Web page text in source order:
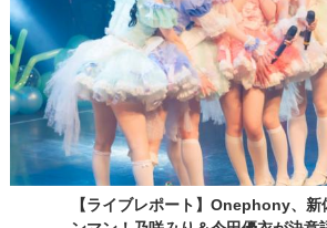
【ライブレポート】Onephony、新